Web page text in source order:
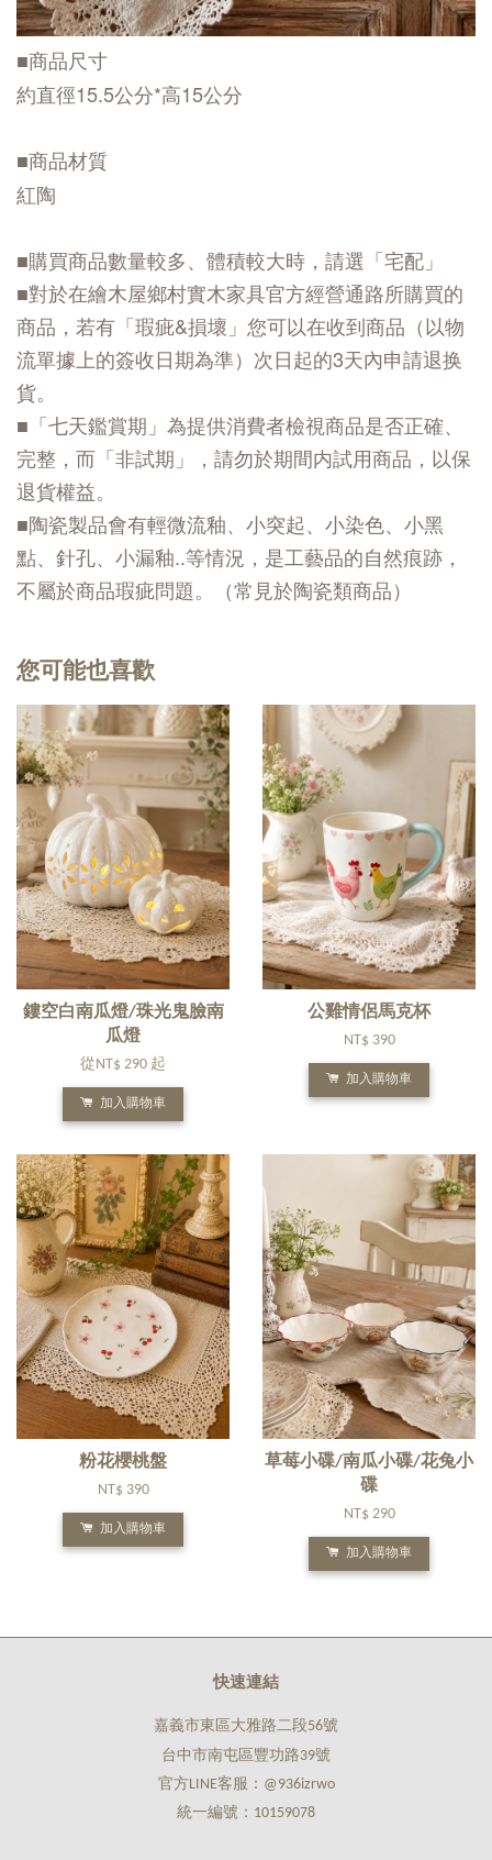
■商品尺寸
約直徑15.5公分*高15公分
■商品材質
紅陶
■購買商品數量較多、體積較大時，請選「宅配」
■對於在繪木屋鄉村實木家具官方經營通路所購買的
商品，若有「瑕疵&損壞」您可以在收到商品（以物
流單據上的簽收日期為準）次日起的3天內申請退换
貨。
■「七天鑑賞期」為提供消費者檢視商品是否正確、
完整，而「非試期」，請勿於期間内試用商品，以保
退貨權益。
■陶瓷製品會有輕微流釉、小突起、小染色、小黑
點、針孔、小漏釉..等情況，是工藝品的自然痕跡，
不屬於商品瑕疵問題。（常見於陶瓷類商品）
您可能也喜歡
鏤空白南瓜燈/珠光鬼臉南
瓜燈
從 NT$ 290 起
加入購物車
公雞情侶馬克杯
NT$ 390
加入購物車
粉花櫻桃盤
NT$ 390
加入購物車
草莓小碟/南瓜小碟/花兔小
碟
NT$ 290
加入購物車
快速連結
嘉義市東區大雅路二段56號
台中市南屯區豐功路39號
官方LINE客服：@936izrwo
統一編號：10159078